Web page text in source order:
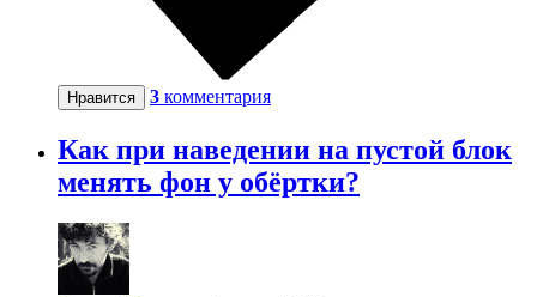
Нравится 3 комментария
Как при наведении на пустой блок
менять фон у обёртки?